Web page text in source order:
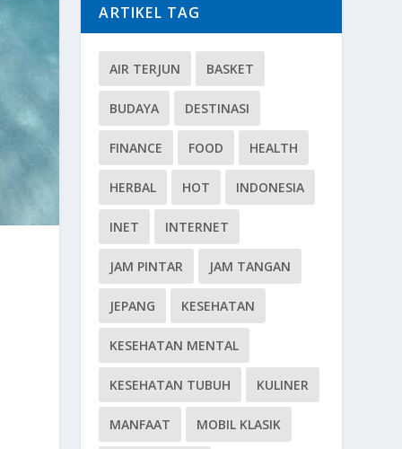
ARTIKEL TAG
AIR TERJUN BASKET
BUDAYA DESTINASI
FINANCE FOOD HEALTH
HERBAL HOT INDONESIA
INET INTERNET
JAM PINTAR JAM TANGAN
JEPANG KESEHATAN
KESEHATAN MENTAL
KESEHATAN TUBUH KULINER
MANFAAT MOBIL KLASIK